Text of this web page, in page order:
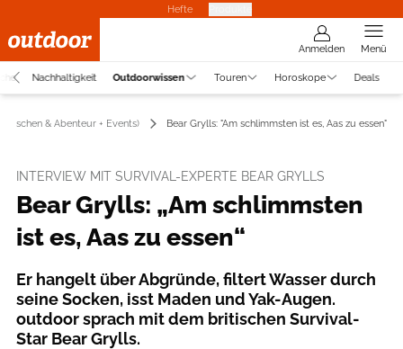
Hefte
Anmelden Menü
Nachhaltigkeit Outdoorwissen Touren Horoskope Deals
& Abenteur + Events) Bear Grylls: "Am schlimmsten ist es, Aas zu essen"
INTERVIEW MIT SURVIVAL-EXPERTE BEAR GRYLLS
Bear Grylls: „Am schlimmsten
ist es, Aas zu essen“
Er hangelt über Abgründe, filtert Wasser durch
seine Socken, isst Maden und Yak-Augen.
outdoor sprach mit dem britischen Survival-
Star Bear Grylls.